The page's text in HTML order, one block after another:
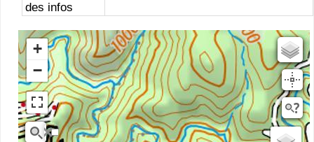
des infos
+
−
Estompage
Rivieres
Scan25
OSM
planIGNV2